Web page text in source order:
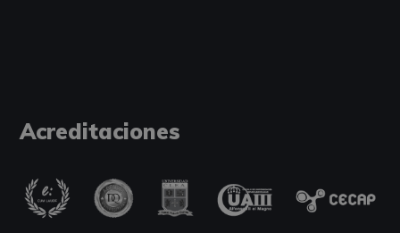
Acreditaciones